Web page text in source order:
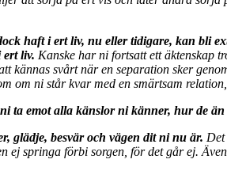
haft i ert liv, nu eller tidigare, kan bli
ert liv. Kanske har ni fortsatt ett äktenskap
kännas svårt när en separation sker
om ni står kvar med en smärtsam
ta emot alla känslor ni känner, hur de
glädje, besvär och vägen dit ni nu är.
springa förbi sorgen, för det går ej.